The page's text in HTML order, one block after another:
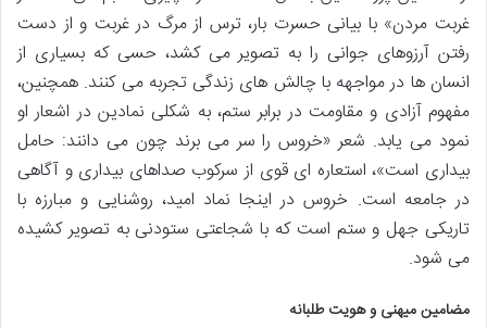
غربت مردن» با بیانی حسرت بار، ترس از مرگ در غربت و از دست
رفتن آرزوهای جوانی را به تصویر می کشد، حسی که بسیاری از
انسان ها در مواجهه با چالش های زندگی تجربه می کنند. همچنین،
مفهوم آزادی و مقاومت در برابر ستم، به شکلی نمادین در اشعار او
نمود می یابد. شعر «خروس را سر می برند چون می دانند: حامل
بیداری است»، استعاره ای قوی از سرکوب صداهای بیداری و آگاهی
در جامعه است. خروس در اینجا نماد امید، روشنایی و مبارزه با
تاریکی جهل و ستم است که با شجاعتی ستودنی به تصویر کشیده
می شود.
مضامین میهنی و هویت طلبانه